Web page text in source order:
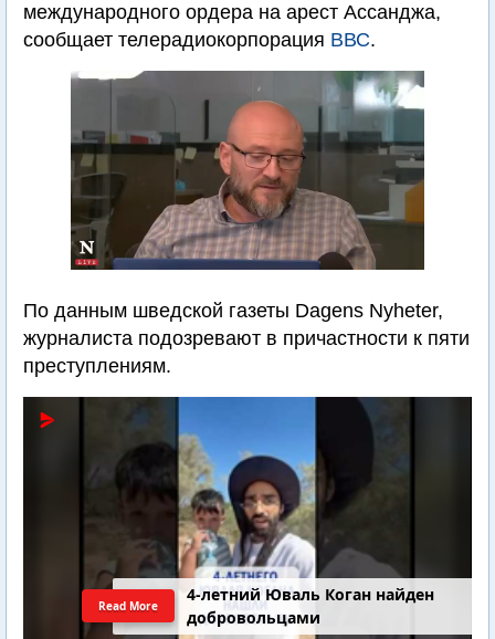
международного ордера на арест Ассанджа,
сообщает телерадиокорпорация ВВС.
По данным шведской газеты Dagens Nyheter,
журналиста подозревают в причастности к пяти
преступлениям.
4-летний Юваль Коган найден
добровольцами
Read More